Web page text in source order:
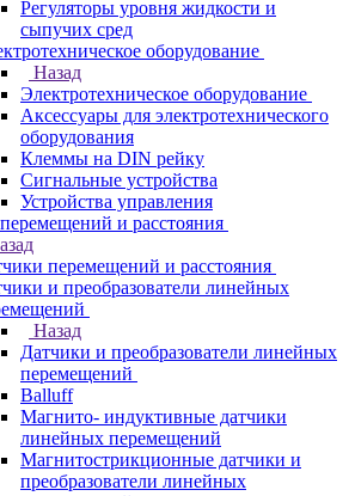
Регуляторы уровня жидкости и
сыпучих сред
оборудование
Назад
Электротехническое оборудование
Аксессуары для электротехнического
оборудования
Клеммы на DIN рейку
Сигнальные устройства
Устройства управления
и расстояния
перемещений и расстояния
и преобразователи линейных
Назад
Датчики и преобразователи линейных
перемещений
Balluff
Магнито- индуктивные датчики
линейных перемещений
Магнитострикционные датчики и
преобразователи линейных